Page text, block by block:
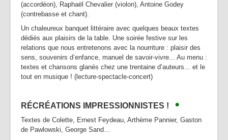
(accordéon), Raphaël Chevalier (violon), Antoine Godey
(contrebasse et chant).
Un chaleureux banquet littéraire avec quelques beaux textes
dédiés aux plaisirs de la table. Une soirée festive sur les
relations que nous entretenons avec la nourriture : plaisir des
sens, souvenirs d’enfance, manuel de savoir-vivre... Au menu :
textes et chansons glanés chez une trentaine d’auteurs... et le
tout en musique ! (lecture-spectacle-concert)
R ÉCRÉATIONS IMPRESSIONNISTES ! •
Textes de Colette, Ernest Feydeau, Arthème Pannier, Gaston
de Pawlowski, George Sand…